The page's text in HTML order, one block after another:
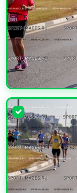
УВЕЛИЧИТЬ